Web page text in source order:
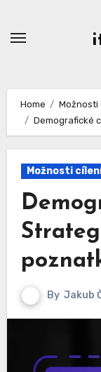
Home
Možnosti
Demografické
Možnosti
By Jakub